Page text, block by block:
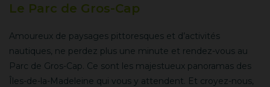
Le Parc de Gros-Cap
Amoureux de paysages pittoresques et d’activités
nautiques, ne perdez plus une minute et rendez-vous au
Parc de Gros-Cap. Ce sont les majestueux panoramas des
Îles-de-la-Madeleine qui vous y attendent. Et croyez-nous,